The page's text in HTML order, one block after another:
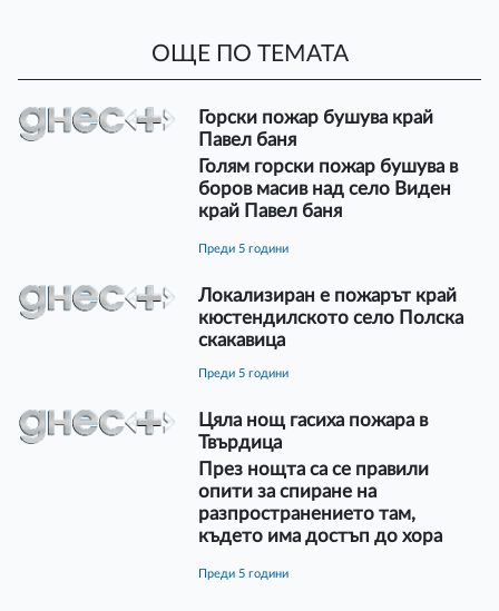
ОЩЕ ПО ТЕМАТА
Горски пожар бушува край
Павел баня
Голям горски пожар бушува в
боров масив над село Виден
край Павел баня
преди 5 години
Локализиран е пожарът край
кюстендилското село Полска
скакавица
преди 5 години
Цяла нощ гасиха пожара в
Твърдица
През нощта са се правили
опити за спиране на
разпространението там,
където има достъп до хора
преди 5 години